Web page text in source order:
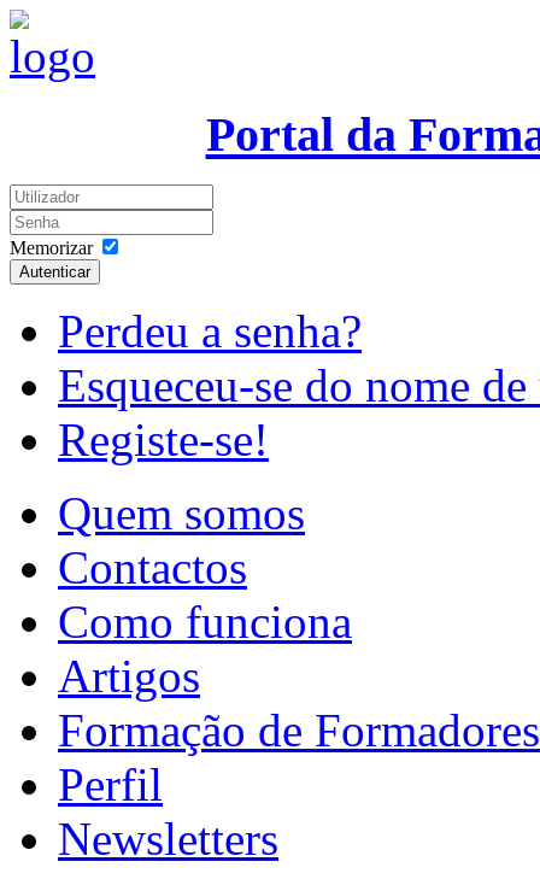
Portal da
Memorizar
Autenticar
Perdeu a senha?
Esqueceu-se do nome
Registe-se!
Quem somos
Contactos
Como funciona
Artigos
Formação de Formadores
Perfil
Newsletters